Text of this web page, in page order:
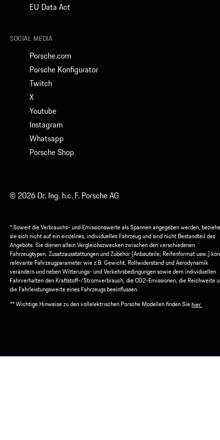
EU Data Act
SOCIAL MEDIA
Porsche.com
Porsche Konfigurator
Twitch
X
Youtube
Instagram
Whatsapp
Porsche Shop
© 2026 Dr. Ing. h.c. F. Porsche AG
* Soweit die Verbrauchs- und Emissionswerte als Spannen angegeben werden,
sie sich nicht auf ein einzelnes, individuelles Fahrzeug und sind nicht Bestandteil des
Angebots. Sie dienen allein Vergleichszwecken zwischen den verschiedenen
Fahrzeugtypen. Zusatzausstattungen und Zubehör (Anbauteile, Reifenformat usw.)
relevante Fahrzeugparameter wie z.B. Gewicht, Rollwiderstand und Aerodynamik
verändern und neben Witterungs- und Verkehrsbedingungen sowie dem individuellen
Fahrverhalten den Kraftstoff-/Stromverbrauch, die CO2-Emissionen, die Reichweite
die Fahrleistungswerte eines Fahrzeugs beeinflussen.
** Wichtige Hinweise zu den vollelektrischen Porsche Modellen finden Siehier.